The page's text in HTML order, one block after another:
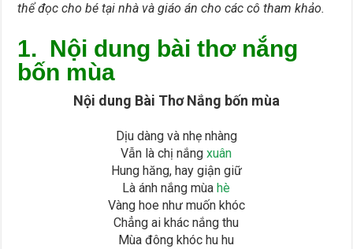
thể đọc cho bé tại nhà và giáo án cho các cô tham khảo.
1. Nội dung bài thơ nắng
bốn mùa
Nội dung Bài Thơ Nắng bốn mùa
Dịu dàng và nhẹ nhàng
Vẫn là chị nắngxuân
Hung hăng, hay giận giữ
Là ánh nắng mùahè
Vàng hoe như muốn khóc
Chẳng ai khác nắng thu
Mùa đông khóc hu hu